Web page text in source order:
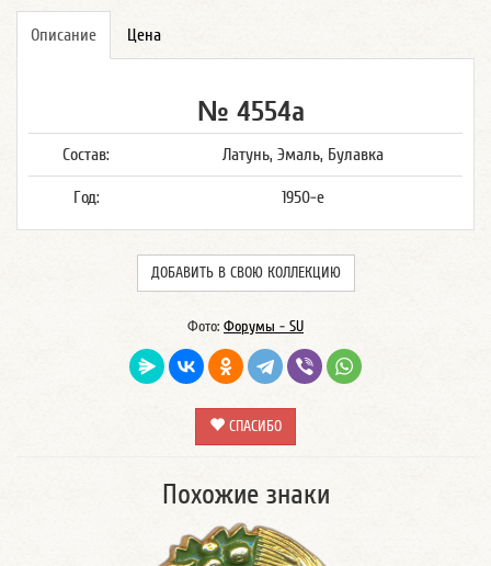
Описание Цена
№ 4554а
Состав: Латунь, Эмаль, Булавка
Год: 1950-е
ДОБАВИТЬ В СВОЮ КОЛЛЕКЦИЮ
Фото: Форумы - SU
СПАСИБО
Похожие знаки